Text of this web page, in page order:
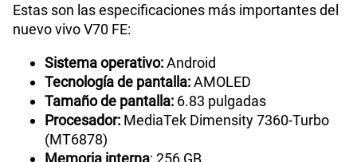
Estas son las especificaciones más importantes del
nuevo vivo V70 FE:
Sistema operativo:Android
Tecnología de pantalla:AMOLED
Tamaño de pantalla: 6.83 pulgadas
Procesador: MediaTek Dimensity 7360-Turbo
(MT6878)
Memoria interna: 256 GB